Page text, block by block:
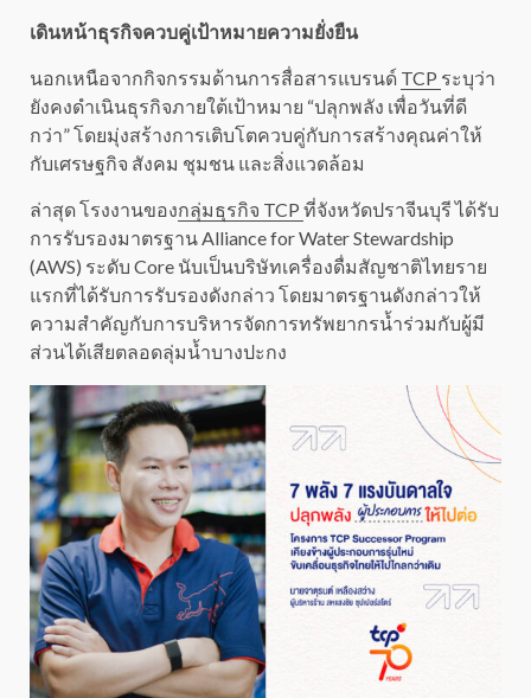
เดินหน้าธุรกิจควบคู่เป้าหมายความยั่งยืน
นอกเหนือจากกิจกรรมด้านการสื่อสารแบรนด์ TCP ระบุว่า
ยังคงดำเนินธุรกิจภายใต้เป้าหมาย “ปลุกพลัง เพื่อวันที่ดี
กว่า” โดยมุ่งสร้างการเติบโตควบคู่กับการสร้างคุณค่าให้
กับเศรษฐกิจ สังคม ชุมชน และสิ่งแวดล้อม
ล่าสุด โรงงานของกลุ่มธุรกิจ TCP ที่จังหวัดปราจีนบุรี ได้รับ
การรับรองมาตรฐาน Alliance for Water Stewardship
(AWS) ระดับ Core นับเป็นบริษัทเครื่องดื่มสัญชาติไทยราย
แรกที่ได้รับการรับรองดังกล่าว โดยมาตรฐานดังกล่าวให้
ความสำคัญกับการบริหารจัดการทรัพยากรน้ำร่วมกับผู้มี
ส่วนได้เสียตลอดลุ่มน้ำบางปะกง